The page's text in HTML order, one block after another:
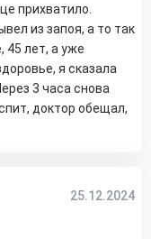
прихватило.
из запоя, а то так
лет, а уже
я сказала
3 часа снова
доктор обещал,
25.12.2024